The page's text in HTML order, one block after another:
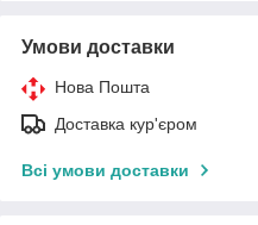
Умови доставки
Нова Пошта
Доставка кур'єром
Всі умови доставки